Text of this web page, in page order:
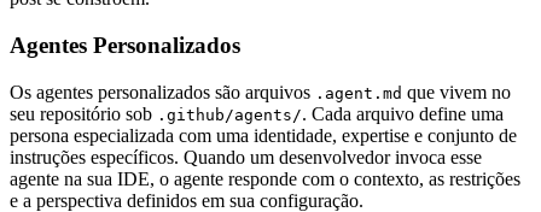
Agentes Personalizados
Os agentes personalizados são arquivos .agent.md que vivem no
seu repositório sob .github/agents/. Cada arquivo define uma
persona especializada com uma identidade, expertise e conjunto de
instruções específicos. Quando um desenvolvedor invoca esse
agente na sua IDE, o agente responde com o contexto, as restrições
e a perspectiva definidos em sua configuração.